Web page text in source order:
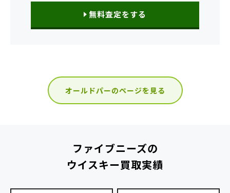
無料査定をする
オールドパーのページを見る
ファイブニーズの
ウイスキー買取実績